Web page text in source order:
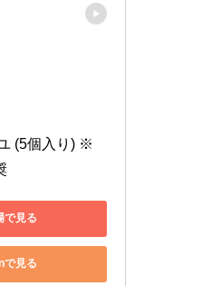
(5個入り) ※
で見る
で見る